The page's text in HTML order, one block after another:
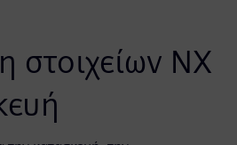
στοιχείων NX